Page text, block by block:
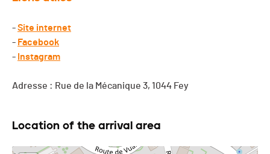
-Site internet
- Facebook
- Instagram
Adresse : Rue de la Mécanique 3, 1044 Fey
Location of the arrival area